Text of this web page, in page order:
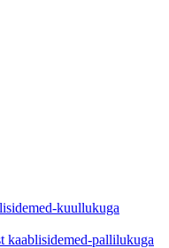
kuullukuga
kaablisidemed-pallilukuga